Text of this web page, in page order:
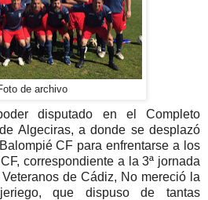
de archivo
disputado en el Completo
Algeciras, a donde se desplazó
CF para enfrentarse a los
correspondiente a la 3ª jornada
de Cádiz, No mereció la
que dispuso de tantas